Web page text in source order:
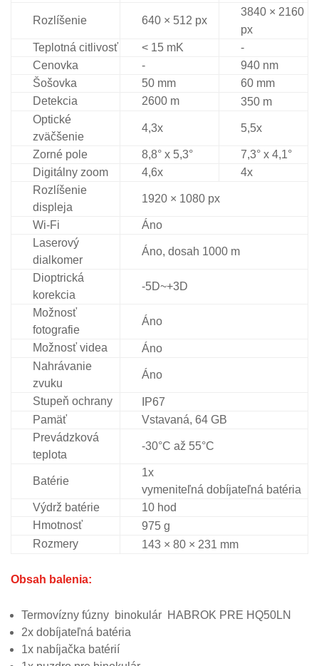
Rozlíšenie 640 × 512 px
3840 × 2160
px
Teplotná citlivosť
< 15 mK
-
Cenovka
-
940 nm
Šošovka
50 mm
60 mm
Detekcia
2600 m
350 m
Optické
zväčšenie
4,3x 5,5x
Zorné pole 8,8° x 5,3°
7,3° x 4,1°
Digitálny zoom
4,6x
4x
Rozlíšenie
displeja
1920 × 1080 px
Wi-Fi
Áno
Laserový
dialkomer
Áno, dosah 1000 m
Dioptrická
korekcia
-5D~+3D
Možnosť
fotografie
Áno
Možnosť videa
Áno
Nahrávanie
zvuku
Áno
Stupeň ochrany
IP67
Pamäť
Vstavaná, 64 GB
Prevádzková
teplota
-30°C až 55°C
Batérie
1x
vymeniteľná dobíjateľná batéria
Výdrž batérie
10 hod
Hmotnosť
975 g
Rozmery
143 × 80 × 231 mm
Obsah balenia:
Termovízny fúzny binokulár HABROK PRE HQ50LN
2x dobíjateľná batéria
1x nabíjačka batérií